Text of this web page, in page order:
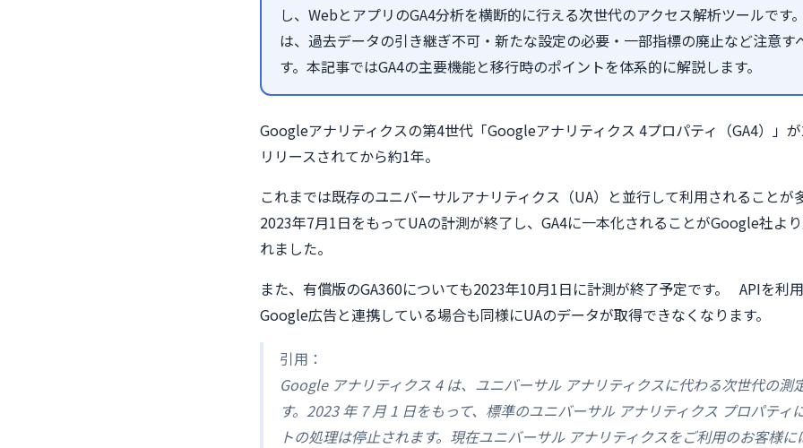
し、WebとアプリのGA4分析を横断的に行える次世代のアクセス解析ツールです
は、過去データの引き継ぎ不可・新たな設定の必要・一部指標の廃止など注意す
す。本記事ではGA4の主要機能と移行時のポイントを体系的に解説します。
Googleアナリティクスの第4世代「Googleアナリティクス 4プロパティ（GA4）」
リリースされてから約1年。
これまでは既存のユニバーサルアナリティクス（UA）と並行して利用されることが
2023年7月1日をもってUAの計測が終了し、GA4に一本化されることがGoogle社よ
れました。
また、有償版のGA360についても2023年10月1日に計測が終了予定です。 APIを利
Google広告と連携している場合も同様にUAのデータが取得できなくなります。
引用：
Google アナリティクス 4 は、ユニバーサル アナリティクスに代わる次世代の測
す。2023 年 7 月 1 日をもって、標準のユニバーサル アナリティクス プロパティ
トの処理は停止されます。現在ユニバーサル アナリティクスをご利用のお客様